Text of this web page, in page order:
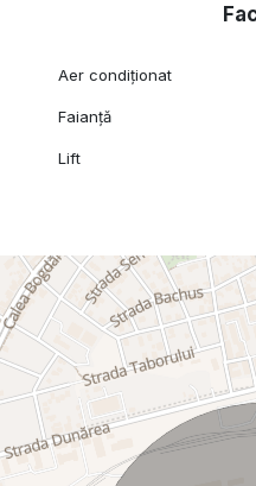
Aer condiționat
Faianță
Lift